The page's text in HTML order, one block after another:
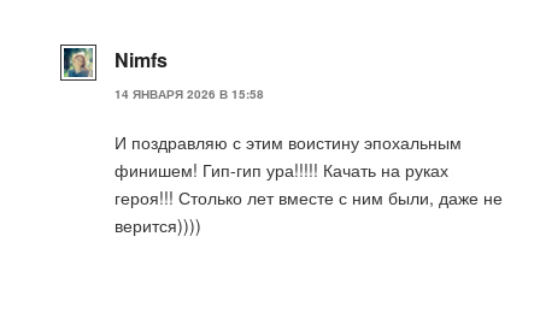
Nimfs
14 ЯНВАРЯ 2026 В 15:58
И поздравляю с этим воистину эпохальным
финишем! Гип-гип ура!!!!! Качать на руках
героя!!! Столько лет вместе с ним были, даже не
верится))))